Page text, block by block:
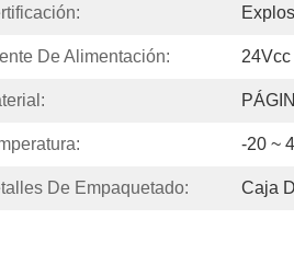
De Alimentación: 24Vcc
-20 ~
De Empaquetado: Caja